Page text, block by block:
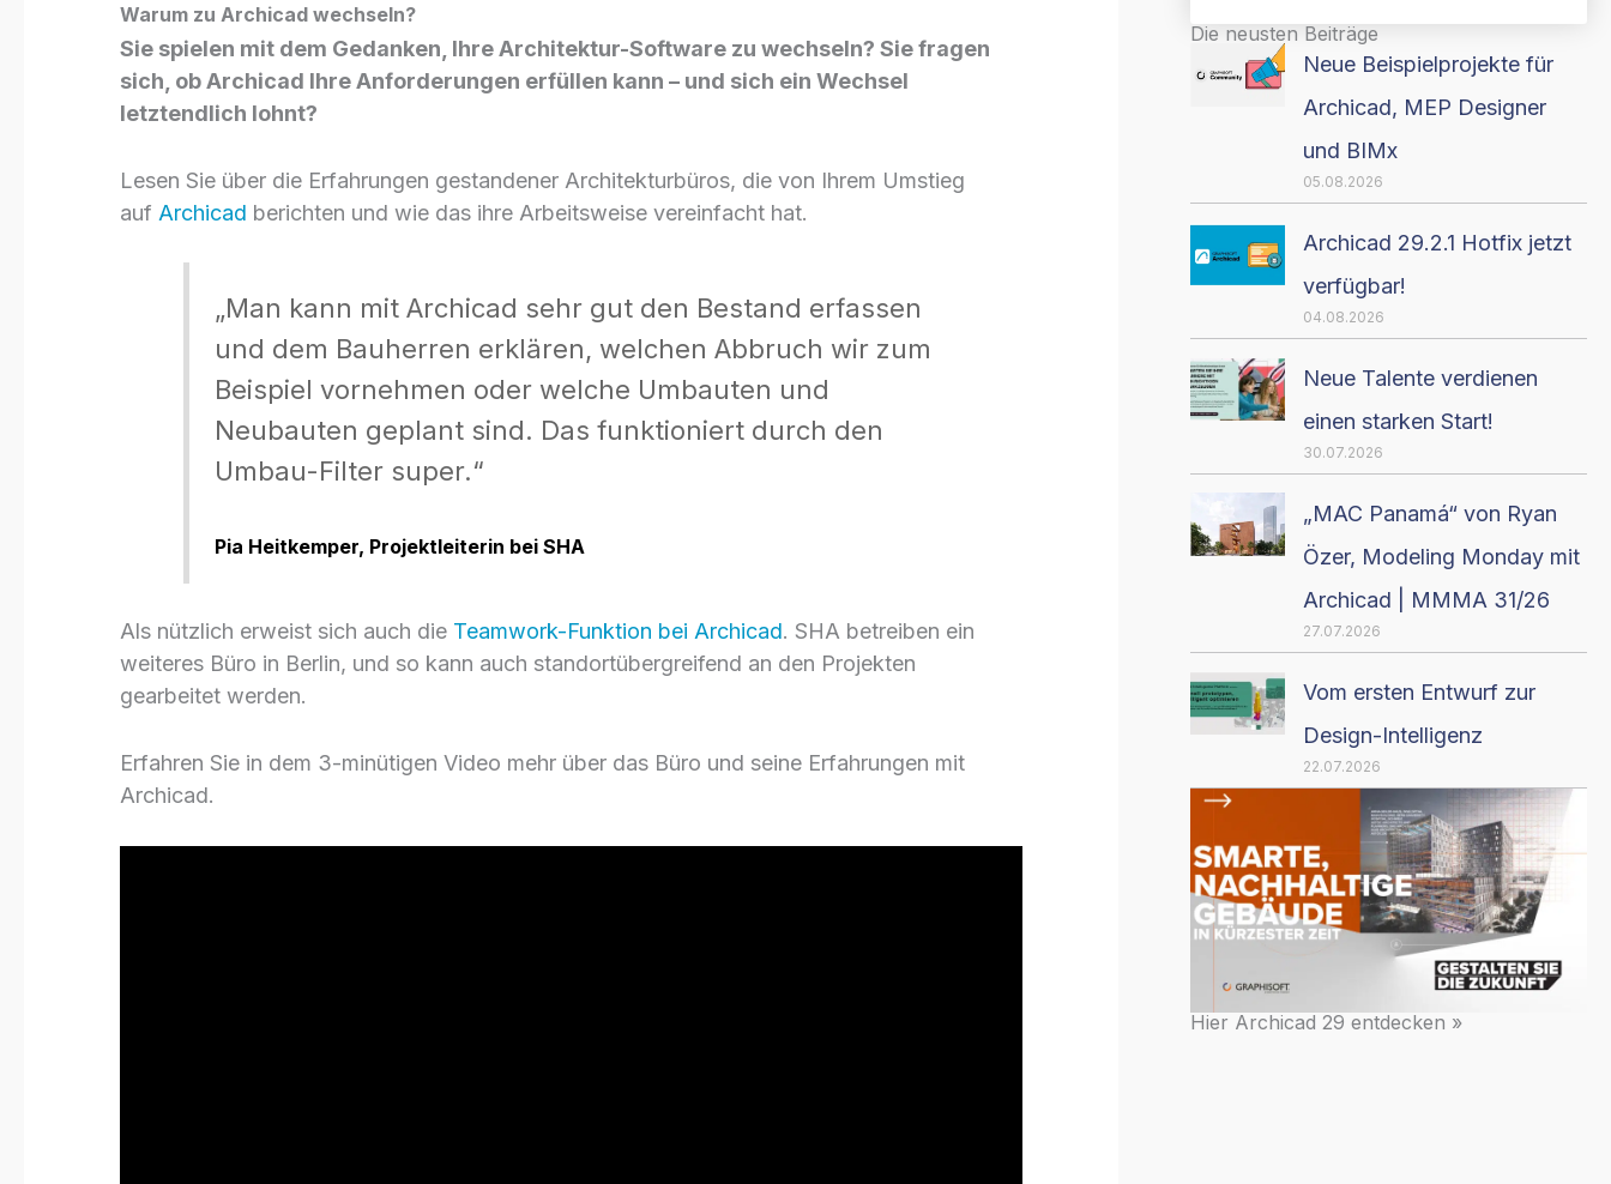
Warum zu Archicad wechseln?
Sie spielen mit dem Gedanken, Ihre Architektur-Software zu wechseln? Sie fragen
sich, ob Archicad Ihre Anforderungen erfüllen kann – und sich ein Wechsel
letztendlich lohnt?
Lesen Sie über die Erfahrungen gestandener Architekturbüros, die von Ihrem Umstieg
auf Archicad berichten und wie das ihre Arbeitsweise vereinfacht hat.
„Man kann mit Archicad sehr gut den Bestand erfassen
und dem Bauherren erklären, welchen Abbruch wir zum
Beispiel vornehmen oder welche Umbauten und
Neubauten geplant sind. Das funktioniert durch den
Umbau-Filter super.“
Pia Heitkemper, Projektleiterin bei SHA
Als nützlich erweist sich auch die Teamwork-Funktion bei Archicad. SHA betreiben ein
weiteres Büro in Berlin, und so kann auch standortübergreifend an den Projekten
gearbeitet werden.
Erfahren Sie in dem 3-minütigen Video mehr über das Büro und seine Erfahrungen mit
Archicad.
Die neusten Beiträge
Neue Beispielprojekte für
Archicad, MEP Designer
und BIMx
05.08.2026
Archicad 29.2.1 Hotfix jetzt
verfügbar!
04.08.2026
Neue Talente verdienen
einen starken Start!
30.07.2026
„MAC Panamá“ von Ryan
Özer, Modeling Monday mit
Archicad | MMMA 31/26
27.07.2026
Vom ersten Entwurf zur
Design-Intelligenz
22.07.2026
Hier Archicad 29 entdecken »